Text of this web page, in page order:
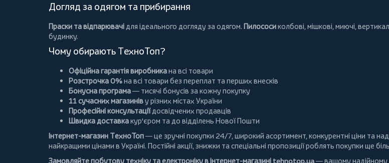
Догляд за одягом та прибирання
Праски та відпарювачідля ідеального догляду за одягом. Пилососиколбові,мішкові,миючі,
будинку.
Чому обирають ТехноТоп?
Офіційна гарантія виробникана всі товари
Розстрочка 0%на всі товари без переплат та перших внесків
Бонусна програма— тисячі бонусів за кожну покупку
11 сучасних магазиніву різних містах України
Професійні консультаціїдосвідчених продавців
Швидка доставкакур'єром та до відділень Нової Пошти
Інтернет-магазин ТехноТоп— це зручні покупки 24/7, широкий асортимент, конкурентні ціни та
найкращими цінами в Україні. Постійні акції, знижки та спеціальні пропозиції роблять покупки ще
Замовляйте побутову техніку та електроніку в інтернет-магазині tehnotop.ua— вашому надійному